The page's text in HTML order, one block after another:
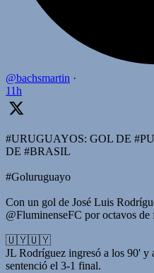
@bachsmartin ·
11h
#URUGUAYOS: GOL DE
DE #BRASIL
#Goluruguayo
Con un gol de José Luis
@FluminenseFC por octavos
🇺🇾🇺🇾
JL Rodríguez ingresó a los 90' y
sentenció el 3-1 final.